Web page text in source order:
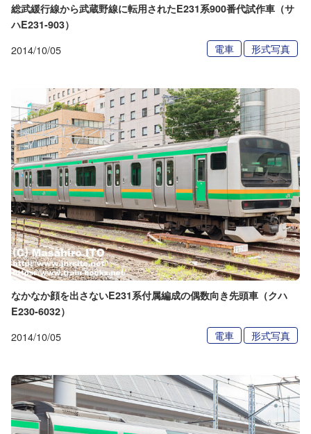
総武緩行線から武蔵野線に転用されたE231系900番代試作車（サ
ハE231-903）
2014/10/05 電車 形式写真
なかなか顔を出さないE231系付属編成の偶数向き先頭車（クハ
E230-6032）
2014/10/05 電車 形式写真